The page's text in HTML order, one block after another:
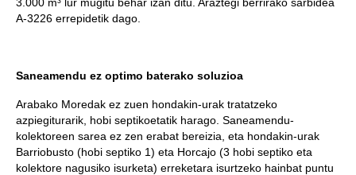
A-3226 errepidetik dago.
Saneamendu ez optimo baterako soluzioa
Arabako Moredak ez zuen hondakin-urak tratatzeko
azpiegiturarik, hobi septikoetatik harago. Saneamendu-
kolektoreen sarea ez zen erabat bereizia, eta hondakin-urak
Barriobusto (hobi septiko 1) eta Horcajo (3 hobi septiko eta
kolektore nagusiko isurketa) erreketara isurtzeko hainbat puntu